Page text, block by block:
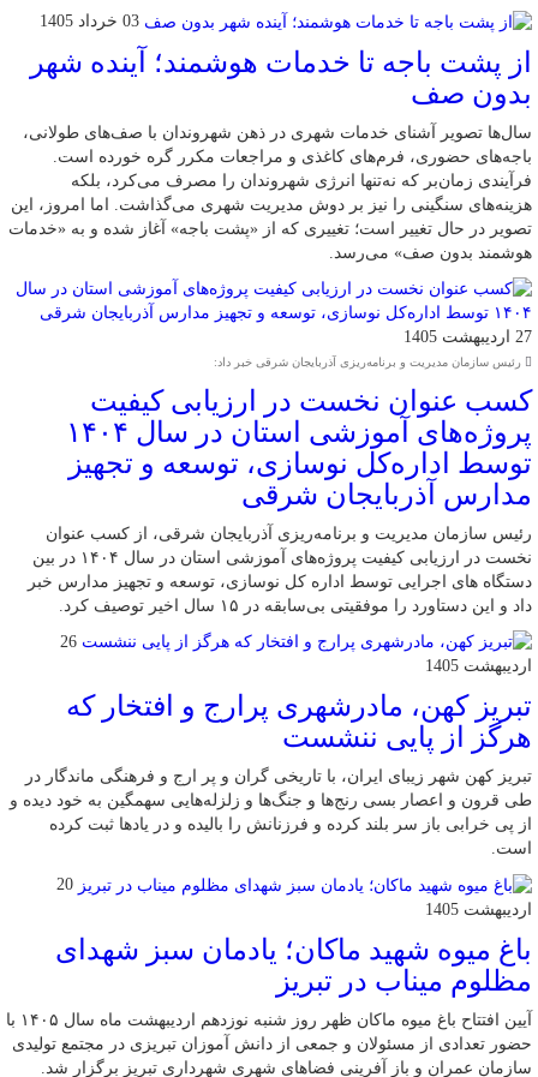
03 خرداد 1405
از پشت باجه تا خدمات هوشمند؛ آینده شهر
بدون صف
سال‌ها تصویر آشنای خدمات شهری در ذهن شهروندان با صف‌های طولانی،
باجه‌های حضوری، فرم‌های کاغذی و مراجعات مکرر گره خورده است.
فرآیندی زمان‌بر که نه‌تنها انرژی شهروندان را مصرف می‌کرد، بلکه
هزینه‌های سنگینی را نیز بر دوش مدیریت شهری می‌گذاشت. اما امروز، این
تصویر در حال تغییر است؛ تغییری که از «پشت باجه» آغاز شده و به «خدمات
هوشمند بدون صف» می‌رسد.
27 اردیبهشت 1405
رئیس سازمان مدیریت و برنامه‌ریزی آذربایجان شرقی خبر داد:
کسب عنوان نخست در ارزیابی کیفیت
پروژه‌های آموزشی استان در سال ۱۴۰۴
توسط اداره‌کل نوسازی، توسعه و تجهیز
مدارس آذربایجان شرقی
رئیس سازمان مدیریت و برنامه‌ریزی آذربایجان شرقی، از کسب عنوان
نخست در ارزیابی کیفیت پروژه‌های آموزشی استان در سال ۱۴۰۴ در بین
دستگاه های اجرایی توسط اداره کل نوسازی، توسعه و تجهیز مدارس خبر
داد و این دستاورد را موفقیتی بی‌سابقه در ۱۵ سال اخیر توصیف کرد.
26
اردیبهشت 1405
تبریز کهن، مادرشهری پرارج و افتخار که
هرگز از پایی ننشست
تبریز کهن شهر زیبای ایران، با تاریخی گران و پر ارج و فرهنگی ماندگار در
طی قرون و اعصار بسی رنج‌ها و جنگ‌ها و زلزله‌هایی سهمگین به خود دیده و
از پی خرابی باز سر بلند کرده و فرزنانش را بالیده و در یادها ثبت کرده
است.
20
اردیبهشت 1405
باغ میوه شهید ماکان؛ یادمان سبز شهدای
مظلوم میناب در تبریز
آیین افتتاح باغ میوه ماکان ظهر روز شنبه نوزدهم اردیبهشت ماه سال ۱۴۰۵ با
حضور تعدادی از مسئولان و جمعی از دانش آموزان تبریزی در مجتمع تولیدی
سازمان عمران و باز آفرینی فضاهای شهری شهرداری تبریز برگزار شد.